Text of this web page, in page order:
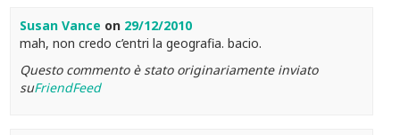
Susan Vance on 29/12/2010
mah, non credo c’entri la geografia. bacio.
Questo commento è stato originariamente inviato
suFriendFeed